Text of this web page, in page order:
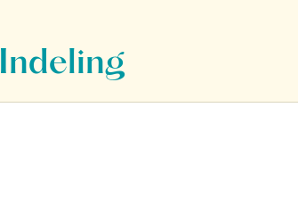
Indeling